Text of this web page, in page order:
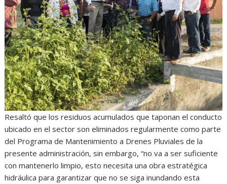
Resaltó que los residuos acumulados que taponan el conducto
ubicado en el sector son eliminados regularmente como parte
del Programa de Mantenimiento a Drenes Pluviales de la
presente administración, sin embargo, “no va a ser suficiente
con mantenerlo limpio, esto necesita una obra estratégica
hidráulica para garantizar que no se siga inundando esta